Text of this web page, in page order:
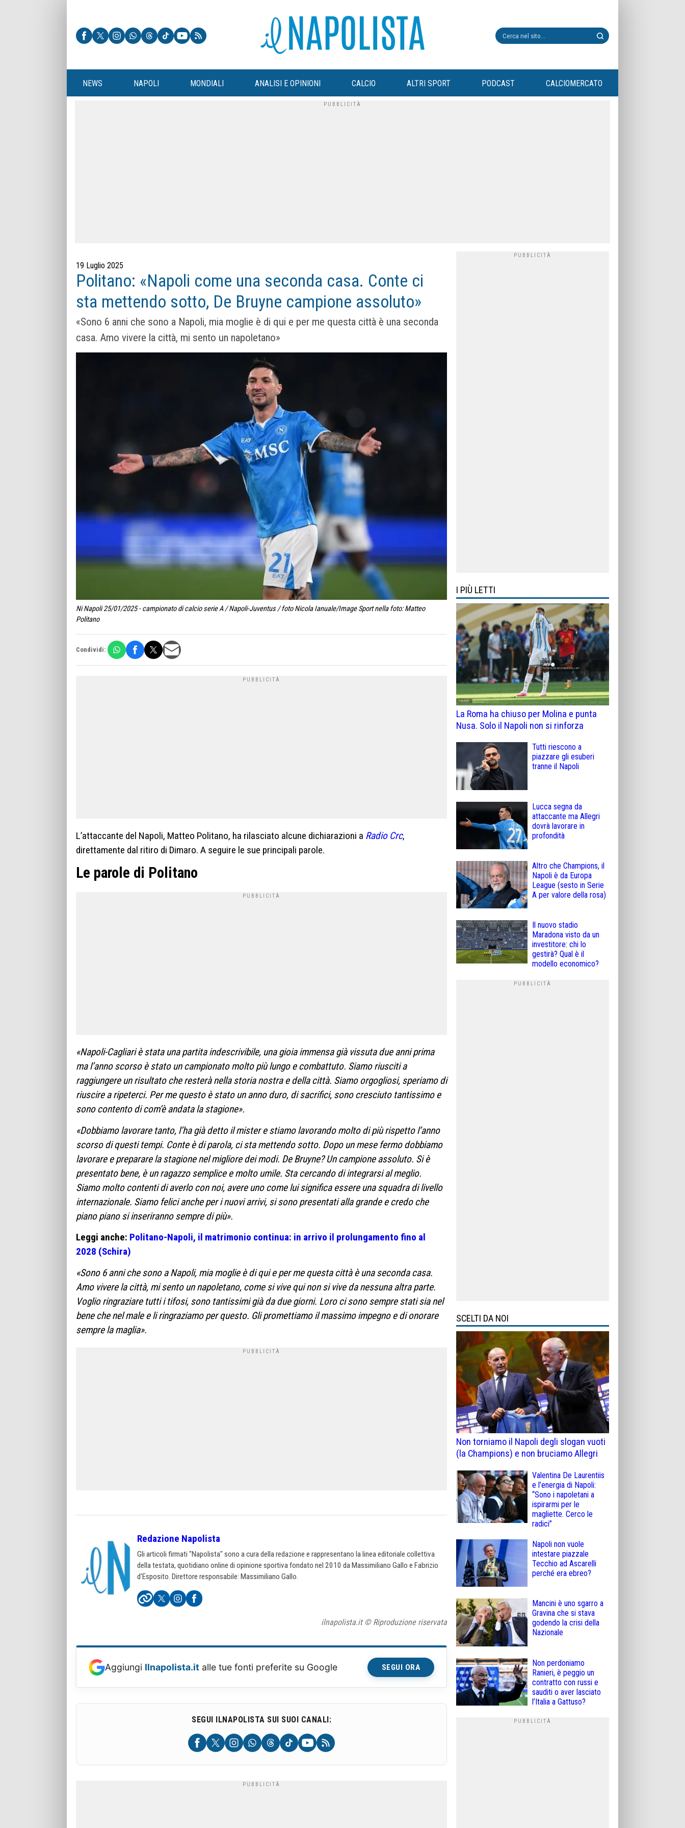
NEWS NAPOLI MONDIALI ANALISI E OPINIONI CALCIO ALTRI SPORT PODCAST CALCIOMERCATO
19 Luglio 2025
Politano: «Napoli come una seconda casa. Conte ci
sta mettendo sotto, De Bruyne campione assoluto»
«Sono 6 anni che sono a Napoli, mia moglie è di qui e per me questa città è una seconda
casa. Amo vivere la città, mi sento un napoletano»
Ni Napoli 25/01/2025 - campionato di calcio serie A / Napoli-Juventus / foto Nicola Ianuale/Image Sport nella foto: Matteo
Politano
Condividi:
L’attaccante del Napoli, Matteo Politano, ha rilasciato alcune dichiarazioni a Radio Crc,
direttamente dal ritiro di Dimaro. A seguire le sue principali parole.
Le parole di Politano
«Napoli-Cagliari è stata una partita indescrivibile, una gioia immensa già vissuta due anni prima
ma l’anno scorso è stato un campionato molto più lungo e combattuto. Siamo riusciti a
raggiungere un risultato che resterà nella storia nostra e della città. Siamo orgogliosi, speriamo di
riuscire a ripeterci. Per me questo è stato un anno duro, di sacrifici, sono cresciuto tantissimo e
sono contento di com’è andata la stagione».
«Dobbiamo lavorare tanto, l’ha già detto il mister e stiamo lavorando molto di più rispetto l’anno
scorso di questi tempi. Conte è di parola, ci sta mettendo sotto. Dopo un mese fermo dobbiamo
lavorare e preparare la stagione nel migliore dei modi. De Bruyne? Un campione assoluto. Si è
presentato bene, è un ragazzo semplice e molto umile. Sta cercando di integrarsi al meglio.
Siamo molto contenti di averlo con noi, avere uno come lui significa essere una squadra di livello
internazionale. Siamo felici anche per i nuovi arrivi, si sono presentati alla grande e credo che
piano piano si inseriranno sempre di più».
Leggi anche: Politano-Napoli, il matrimonio continua: in arrivo il prolungamento fino al
2028 (Schira)
«Sono 6 anni che sono a Napoli, mia moglie è di qui e per me questa città è una seconda casa.
Amo vivere la città, mi sento un napoletano, come si vive qui non si vive da nessuna altra parte.
Voglio ringraziare tutti i tifosi, sono tantissimi già da due giorni. Loro ci sono sempre stati sia nel
bene che nel male e li ringraziamo per questo. Gli promettiamo il massimo impegno e di onorare
sempre la maglia».
Redazione Napolista
Gli articoli firmati "Napolista" sono a cura della redazione e rappresentano la linea editoriale collettiva
della testata, quotidiano online di opinione sportiva fondato nel 2010 da Massimiliano Gallo e Fabrizio
d'Esposito. Direttore responsabile: Massimiliano Gallo.
ilnapolista.it © Riproduzione riservata
Aggiungi Ilnapolista.it alle tue fonti preferite su Google SEGUI ORA
SEGUI ILNAPOLISTA SUI SUOI CANALI:
I PIÙ LETTI
La Roma ha chiuso per Molina e punta
Nusa. Solo il Napoli non si rinforza
Tutti riescono a
piazzare gli esuberi
tranne il Napoli
Lucca segna da
attaccante ma Allegri
dovrà lavorare in
profondità
Altro che Champions, il
Napoli è da Europa
League (sesto in Serie
A per valore della rosa)
Il nuovo stadio
Maradona visto da un
investitore: chi lo
gestirà? Qual è il
modello economico?
SCELTI DA NOI
Non torniamo il Napoli degli slogan vuoti
(la Champions) e non bruciamo Allegri
Valentina De Laurentiis
e l’energia di Napoli:
“Sono i napoletani a
ispirarmi per le
magliette. Cerco le
radici”
Napoli non vuole
intestare piazzale
Tecchio ad Ascarelli
perché era ebreo?
Mancini è uno sgarro a
Gravina che si stava
godendo la crisi della
Nazionale
Non perdoniamo
Ranieri, è peggio un
contratto con russi e
sauditi o aver lasciato
l’Italia a Gattuso?